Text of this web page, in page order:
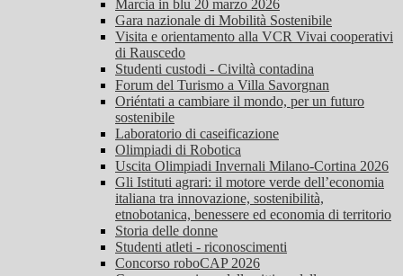
Marcia in blu 20 marzo 2026
Gara nazionale di Mobilità Sostenibile
Visita e orientamento alla VCR Vivai cooperativi
di Rauscedo
Studenti custodi - Civiltà contadina
Forum del Turismo a Villa Savorgnan
Oriéntati a cambiare il mondo, per un futuro
sostenibile
Laboratorio di caseificazione
Olimpiadi di Robotica
Uscita Olimpiadi Invernali Milano-Cortina 2026
Gli Istituti agrari: il motore verde dell’economia
italiana tra innovazione, sostenibilità,
etnobotanica, benessere ed economia di territorio
Storia delle donne
Studenti atleti - riconoscimenti
Concorso roboCAP 2026